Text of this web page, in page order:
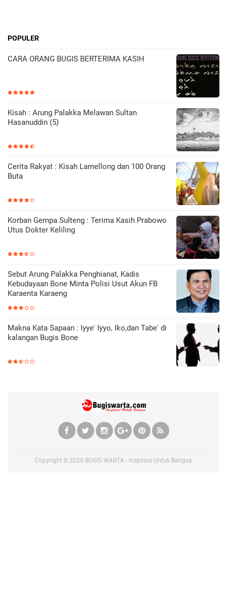
POPULER
CARA ORANG BUGIS BERTERIMA KASIH
Kisah : Arung Palakka Melawan Sultan
Hasanuddin (5)
Cerita Rakyat : Kisah Lamellong dan 100 Orang
Buta
Korban Gempa Sulteng : Terima Kasih Prabowo
Utus Dokter Keliling
Sebut Arung Palakka Penghianat, Kadis
Kebudayaan Bone Minta Polisi Usut Akun FB
Karaenta Karaeng
Makna Kata Sapaan : Iyye' Iyyo, Iko,dan Tabe' di
kalangan Bugis Bone
Copyright © 2026 BUGIS WARTA - Inspirasi Untuk Bangsa